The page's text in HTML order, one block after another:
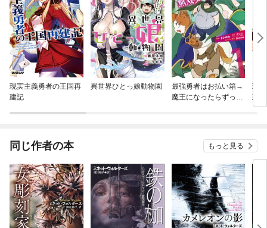
現実主義勇者の王国再
建記
異世界ひとっ娘動物園
最強勇者はお払い箱→
魔王になったらずっと
現
建記
同じ作者の本 もっと見る